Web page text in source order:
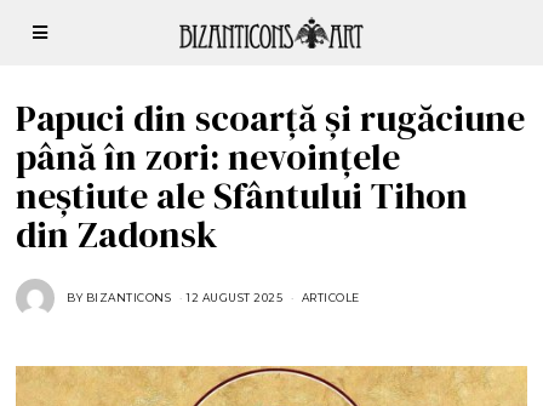
Papuci din scoarță și rugăciune
până în zori: nevoințele
neștiute ale Sfântului Tihon
din Zadonsk
BY BIZANTICONS 12 AUGUST 2025
U
ARTICOLE